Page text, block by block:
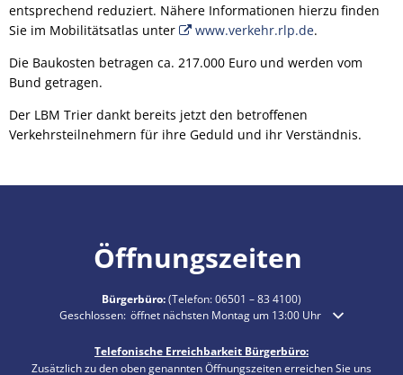
entsprechend reduziert. Nähere Informationen hierzu finden
Sie im Mobilitätsatlas unter
www.verkehr.rlp.de.
Die Baukosten betragen ca. 217.000 Euro und werden vom
Bund getragen.
Der LBM Trier dankt bereits jetzt den betroffenen
Verkehrsteilnehmern für ihre Geduld und ihr Verständnis.
Öffnungszeiten
Bürgerbüro:(Telefon:06501 – 83 4100)
Klicken, um weitere Öffnungs- oder Schließzeiten auszublenden
Geschlossen: öffnet nächsten Montag um 13:00 Uhr
Telefonische Erreichbarkeit Bürgerbüro:
Zusätzlich zu den oben genannten Öffnungszeiten erreichen Sie uns